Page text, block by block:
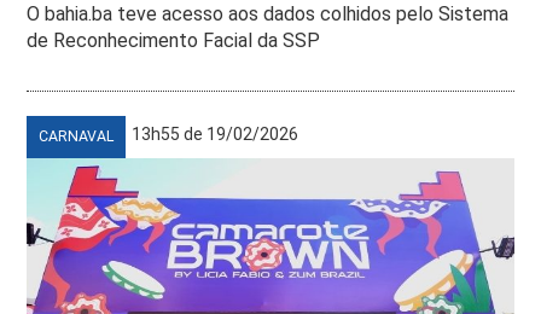
O bahia.ba teve acesso aos dados colhidos pelo Sistema
de Reconhecimento Facial da SSP
CARNAVAL 13h55 de 19/02/2026